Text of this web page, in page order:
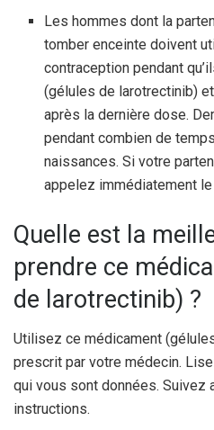
Les hommes dont la
tomber enceinte doivent
contraception pendant
(gélules de larotrectinib)
après la dernière dose.
pendant combien de
naissances. Si votre
appelez immédiatement
Quelle est la
prendre ce
de larotrectinib) ?
Utilisez ce médicament
prescrit par votre médecin.
qui vous sont données. Suivez
instructions.